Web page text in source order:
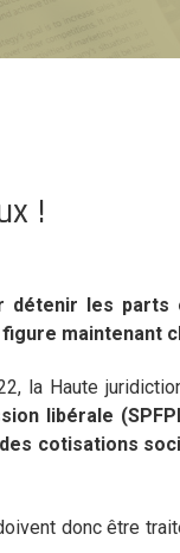
!
détenir les
maintenant
la Haute
libérale
cotisations
donc être